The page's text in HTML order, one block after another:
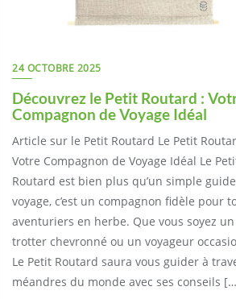
24 OCTOBRE 2025
Découvrez le Petit Routard :
Compagnon de Voyage Idéal
Article sur le Petit Routard Le Petit
Votre Compagnon de Voyage Idéal Le
Routard est bien plus qu’un simple
voyage, c’est un compagnon fidèle pour
aventuriers en herbe. Que vous soyez
trotter chevronné ou un voyageur
Le Petit Routard saura vous guider à
méandres du monde avec ses conseils